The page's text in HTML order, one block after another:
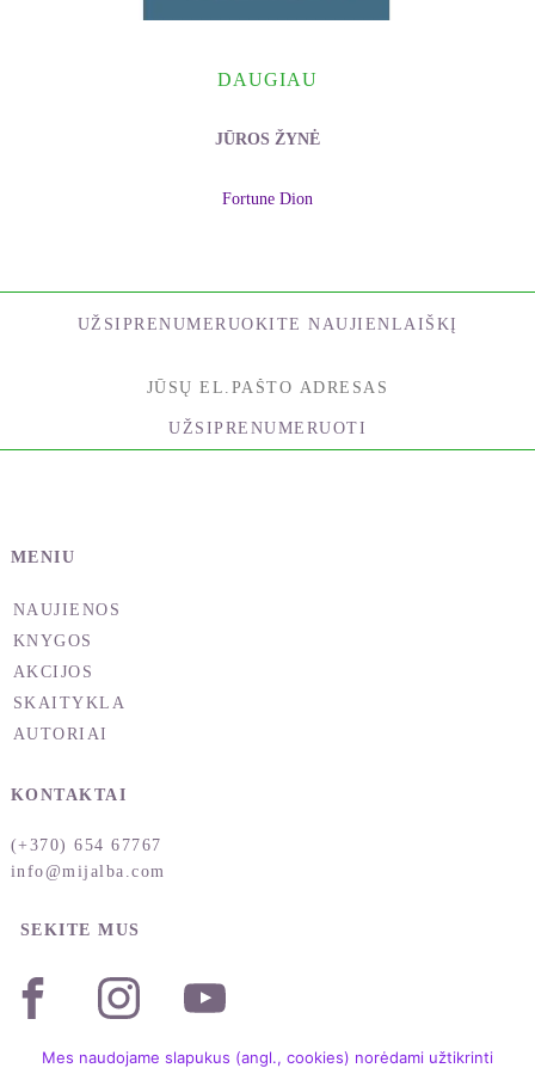
DAUGIAU
JŪROS ŽYNĖ
Fortune Dion
UŽSIPRENUMERUOKITE NAUJIENLAIŠKĮ
UŽSIPRENUMERUOTI
MENIU
NAUJIENOS
KNYGOS
AKCIJOS
SKAITYKLA
AUTORIAI
KONTAKTAI
(+370) 654 67767
info@mijalba.com
SEKITE MUS
Mes naudojame slapukus (angl., cookies) norėdami užtikrinti